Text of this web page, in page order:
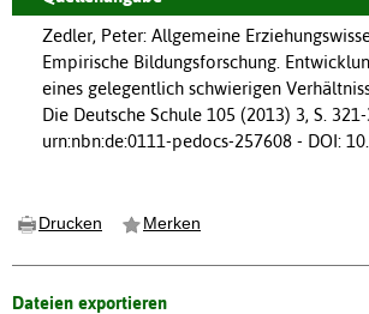
Zedler, Peter: Allgemeine
Empirische Bildungsforschung.
eines gelegentlich schwierigen
Die Deutsche Schule 105 (2013) 3, S.
urn:nbn:de:0111-pedocs-257608 - DOI:
Drucken Merken
Dateien exportieren